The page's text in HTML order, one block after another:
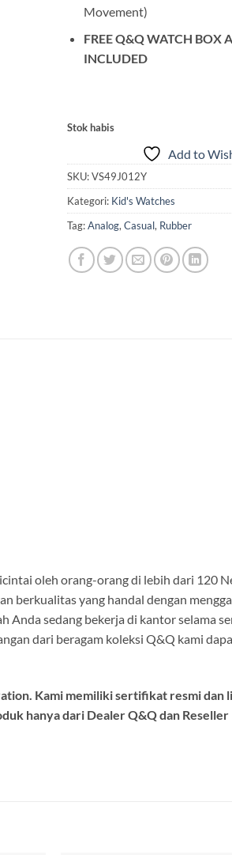
Movement)
FREE Q&Q WATCH BOX
INCLUDED
Stok habis
Add to
SKU:VS49J012Y
Kategori: Kid's Watches
Tag:Analog, Casual, Rubber
oleh orang-orang di lebih dari 120
berkualitas yang handal dengan
sedang bekerja di kantor selama
dari beragam koleksi Q&Q kami
Kami memiliki sertifikat resmi
hanya dari Dealer Q&Q dan Reseller